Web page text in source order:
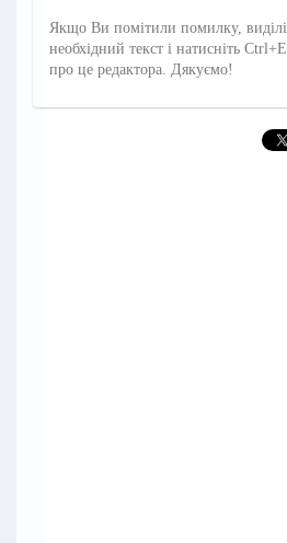
Якщо Ви помітили помилку,
необхідний текст і натисніть
про це редактора. Дякуємо!